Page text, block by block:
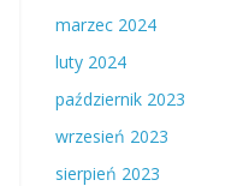
marzec 2024
luty 2024
październik 2023
wrzesień 2023
sierpień 2023